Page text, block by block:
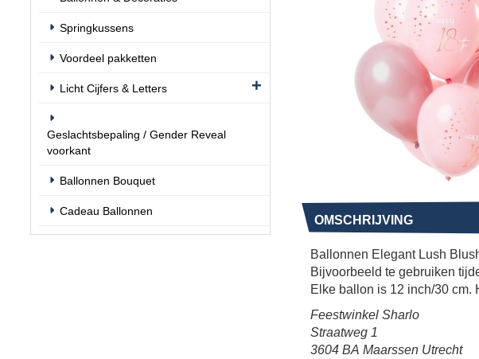
Springkussens
Voordeel pakketten
Licht Cijfers & Letters
Geslachtsbepaling / Gender Reveal
voorkant
Ballonnen Bouquet
Cadeau Ballonnen
OMSCHRIJVING
Ballonnen Elegant Lush
Bijvoorbeeld te gebruiken
Elke ballon is 12 inch/30 cm.
Feestwinkel Sharlo
Straatweg 1
3604 BA Maarssen Utrecht